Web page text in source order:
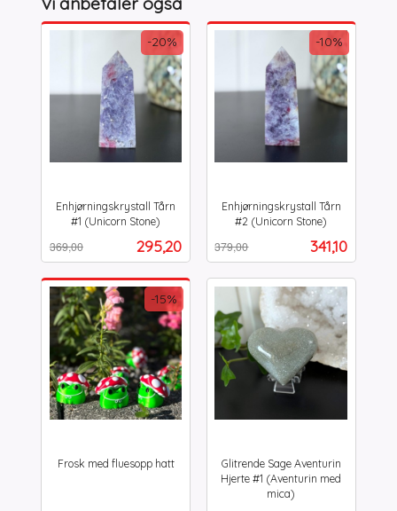
Enhjørningskrystall Tårn
#1 (Unicorn Stone)
Tilbud
295,20
369,00
-20%
mva.
Enhjørningskrystall Tårn
#2 (Unicorn Stone)
Tilbud
341,10
379,00
-10%
mva.
Frosk med fluesopp hatt
-15%
Glitrende Sage Aventurin
Hjerte #1 (Aventurin med
mica)